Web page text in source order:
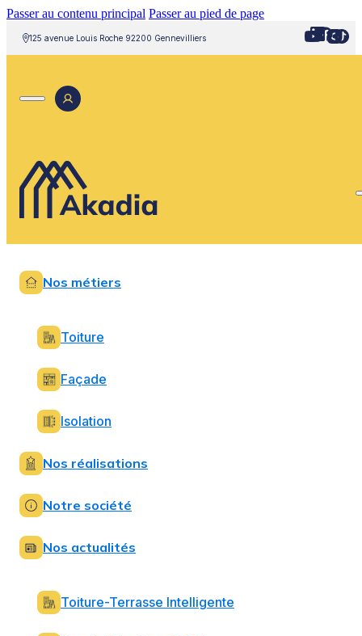
Passer au contenu principal Passer au pied de page
125 avenue Louis Roche 92200 Gennevilliers
Nos métiers
Toiture
Façade
Isolation
Nos réalisations
Notre société
Nos actualités
Toiture-Terrasse Intelligente